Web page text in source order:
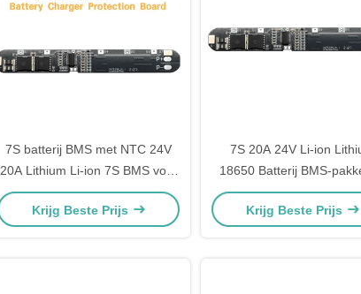
7S batterij BMS met NTC 24V
20A Lithium Li-ion 7S BMS voor
energieopslag in basisstations
Krijg Beste Prijs
7S 20A 24V Li-ion
18650 Batterij BMS-
PCB-beschermingsbord
overeenkomstige kabel
Krijg Beste Prijs